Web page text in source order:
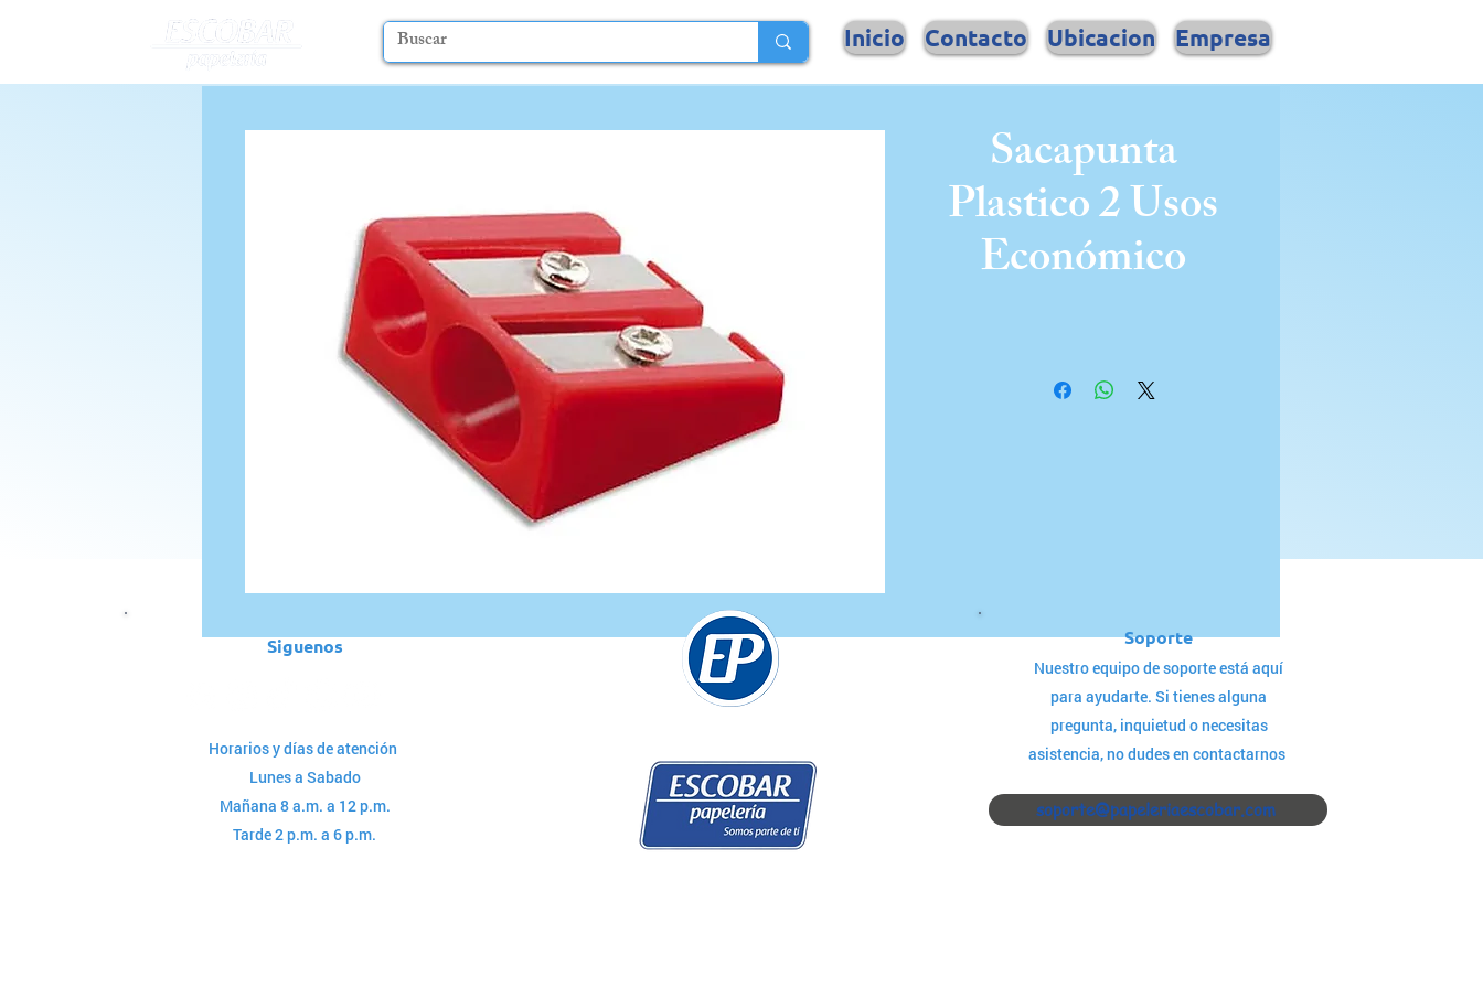
Inicio Contacto Ubicacion Empresa
Sacapunta
Plastico 2 Usos
Económico
Siguenos
Horarios y días de atención
Lunes a Sabado
Mañana 8 a.m. a 12 p.m.
Tarde 2 p.m. a 6 p.m.
Soporte
Nuestro equipo de soporte está aquí
para ayudarte. Si tienes alguna
pregunta, inquietud o necesitas
asistencia, no dudes en contactarnos
soporte@papeleriaescobar.com